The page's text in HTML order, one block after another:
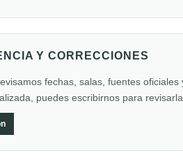
Y CORRECCIONES
fechas, salas, fuentes
puedes escribirnos para revisarla.